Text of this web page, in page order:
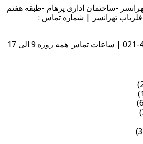
-ساختمان اداری پرهام -طبقه هفتم
تهرانسر | شماره تماس :